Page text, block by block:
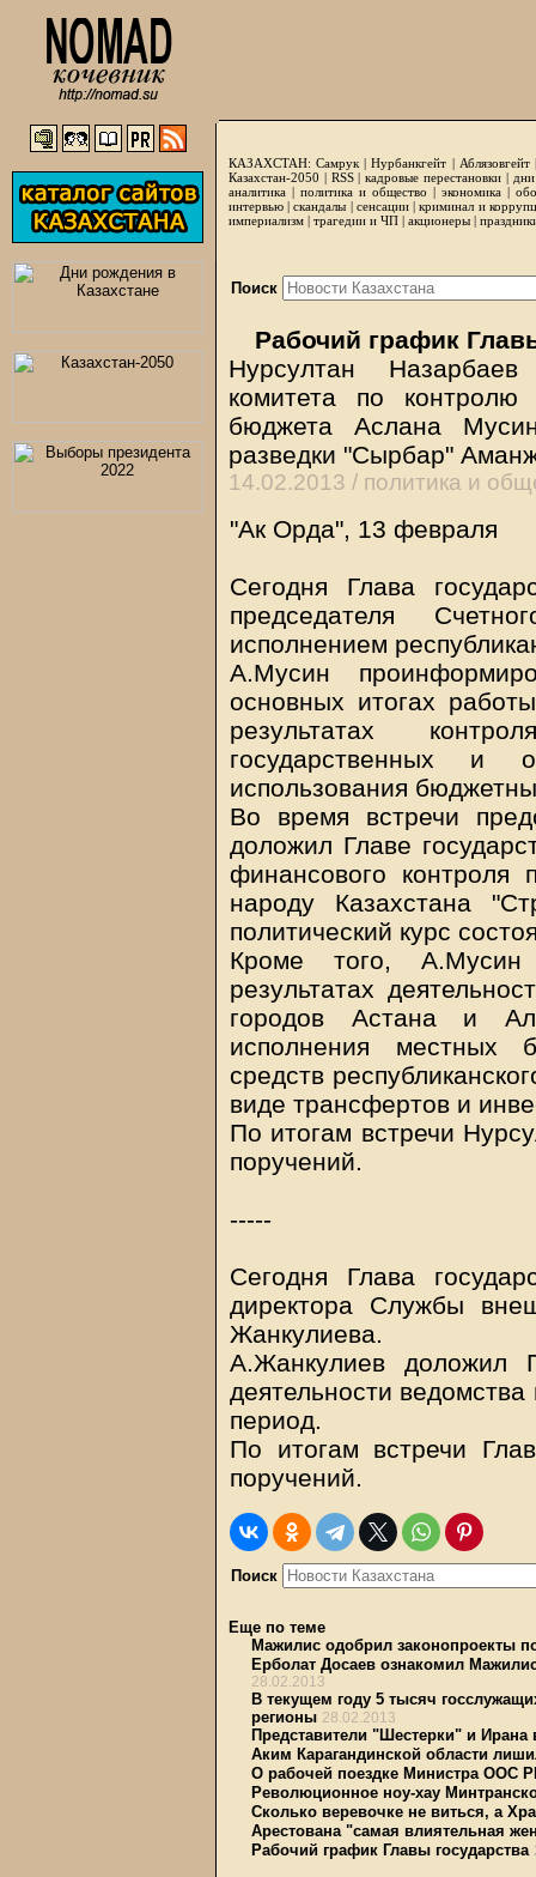
КАЗАХСТАН: Самрук |Нурбанкгейт | Аблязовгейт
Казахстан-2050 | RSS|кадровые перестановки|
аналитика | политика и общество | экономика |
интервью |скандалы | сенсации|криминал и
империализм | трагедии и ЧП | акционеры |
Поиск
Рабочий график
Нурсултан
комитета по контролю
бюджета Аслана
разведки "Сырбар"
14.02.2013 / политика и
"Ак Орда", 13 февраля
Сегодня Глава
председателя
исполнением
А.Мусин
основных итогах
результатах
государственных и
использования
Во время встречи
доложил Главе
финансового контроля
народу Казахстана
политический курс
Кроме того,
результатах
городов Астана и
исполнения местных
средств
виде трансфертов и
По итогам встречи
поручений.
-----
Сегодня Глава
директора Службы
Жанкулиева.
А.Жанкулиев доложил
деятельности
период.
По итогам встречи
поручений.
Поиск
Еще по теме
Мажилис одобрил законопроекты
Ерболат Досаев ознакомил
28.02.2013
В текущем году 5 тысяч
регионы 28.02.2013
Представители "Шестерки" и Ирана
Аким Карагандинской области
О рабочей поездке Министра ООС
Революционное ноу-хау
Сколько веревочке не виться, а
Арестована "самая влиятельная
Рабочий график Главы государства